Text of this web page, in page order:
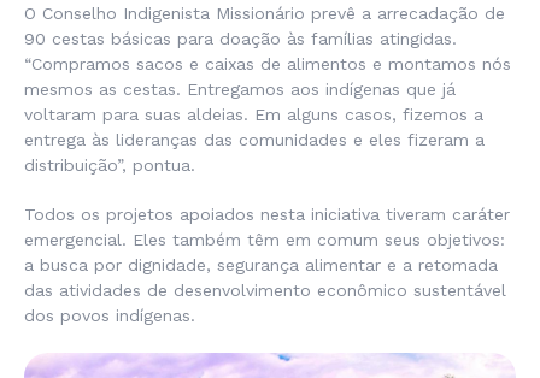
O Conselho Indigenista Missionário prevê a arrecadação de
90 cestas básicas para doação às famílias atingidas.
“Compramos sacos e caixas de alimentos e montamos nós
mesmos as cestas. Entregamos aos indígenas que já
voltaram para suas aldeias. Em alguns casos, fizemos a
entrega às lideranças das comunidades e eles fizeram a
distribuição”, pontua.
Todos os projetos apoiados nesta iniciativa tiveram caráter
emergencial. Eles também têm em comum seus objetivos:
a busca por dignidade, segurança alimentar e a retomada
das atividades de desenvolvimento econômico sustentável
dos povos indígenas.